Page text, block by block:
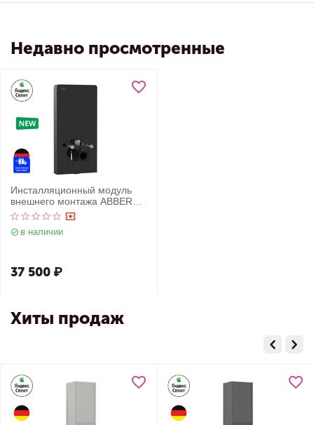
Недавно просмотренные
Инсталляционный модуль
внешнего монтажа ABBER
AC0107MB для подвесного
унитаза, черный
в наличии
37 500₽
Хиты продаж